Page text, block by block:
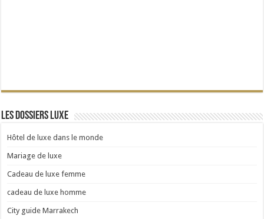
Les dossiers Luxe
Hôtel de luxe dans le monde
Mariage de luxe
Cadeau de luxe femme
cadeau de luxe homme
City guide Marrakech